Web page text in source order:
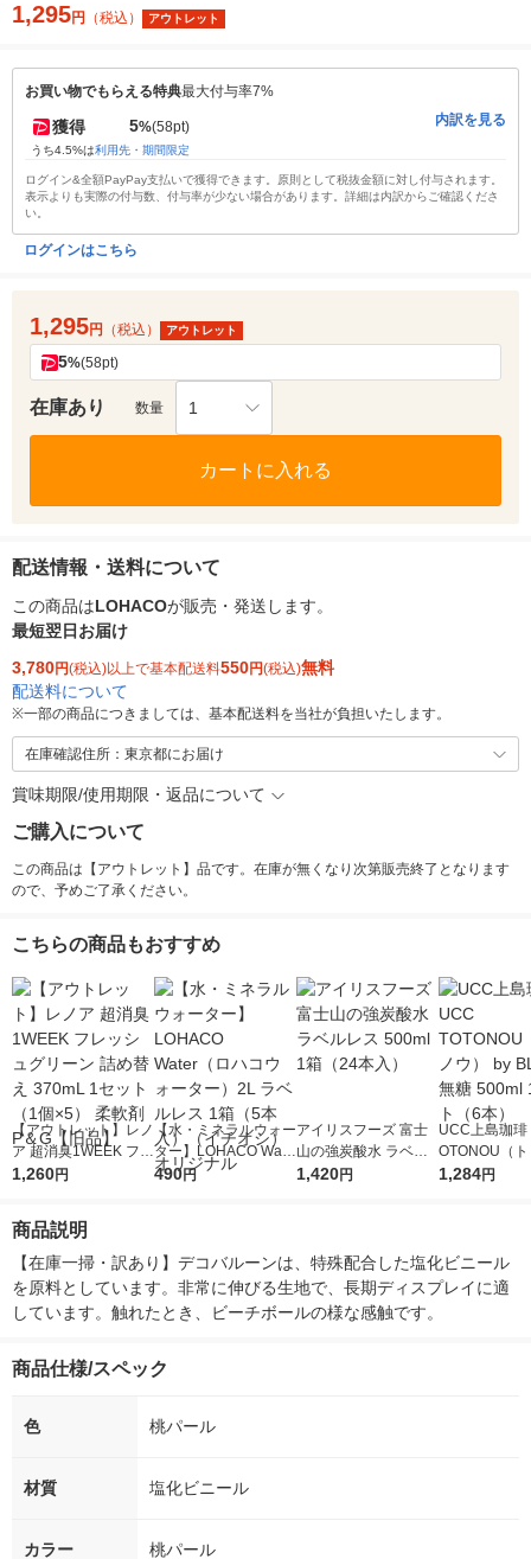
1,295円 （税込） アウトレット
お買い物でもらえる特典最大付与率7%
獲得 5%(58pt)
うち4.5%は利用先・期間限定
内訳を見る
ログイン&全額PayPay支払いで獲得できます。原則として税抜金額に対し付与されます。
表示よりも実際の付与数、付与率が少ない場合があります。詳細は内訳からご確認くださ
い。
ログインはこちら
1,295円 （税込） アウトレット
5%(58pt)
在庫あり 数量 1
カートに入れる
配送情報・送料について
この商品はLOHACOが販売・発送します。
最短翌日お届け
3,780円(税込)以上で基本配送料550円(税込)無料
配送料について
※一部の商品につきましては、基本配送料を当社が負担いたします。
在庫確認住所：東京都にお届け
賞味期限/使用期限・返品について
ご購入について
この商品は【アウトレット】品です。在庫が無くなり次第販売終了となります
ので、予めご了承ください。
こちらの商品もおすすめ
【アウトレット】レノ
ア 超消臭1WEEK フレ
ッシュグリーン 詰め
G【旧品】
1,260円
【水・ミネラルウォー
ター】LOHACO Wate
r（ロハコウォータ
490円
アイリスフーズ 富士
山の強炭酸水 ラベル
レス 500ml 1箱（24
1,420円
UCC上島珈琲
OTONOU（
ウ） by
1,284円
商品説明
【在庫一掃・訳あり】デコバルーンは、特殊配合した塩化ビニール
を原料としています。非常に伸びる生地で、長期ディスプレイに適
しています。触れたとき、ビーチボールの様な感触です。
商品仕様/スペック
色 桃パール
材質 塩化ビニール
カラー 桃パール